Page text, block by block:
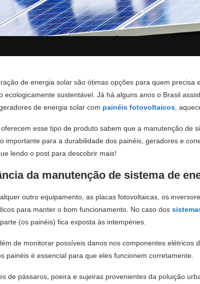
de energia solar são ótimas opções para quem precisa
ecologicamente sustentável. Já há alguns anos o Brasil
de energia solar com painéis fotovoltaicos ,
esse tipo de produto sabem que a manutenção de
importante para a durabilidade dos painéis, geradores e
lendo o post para descobrir mais!
da manutenção de sistema de
outro equipamento, as placas fotovoltaicas, os
para manter o bom funcionamento. No caso dos
(os painéis) fica exposta às intempéries.
de monitorar possíveis danos nos componentes elétricos
painéis é essencial para que eles funcionem corretamente.
de pássaros, poeira e sujeiras provenientes da poluição